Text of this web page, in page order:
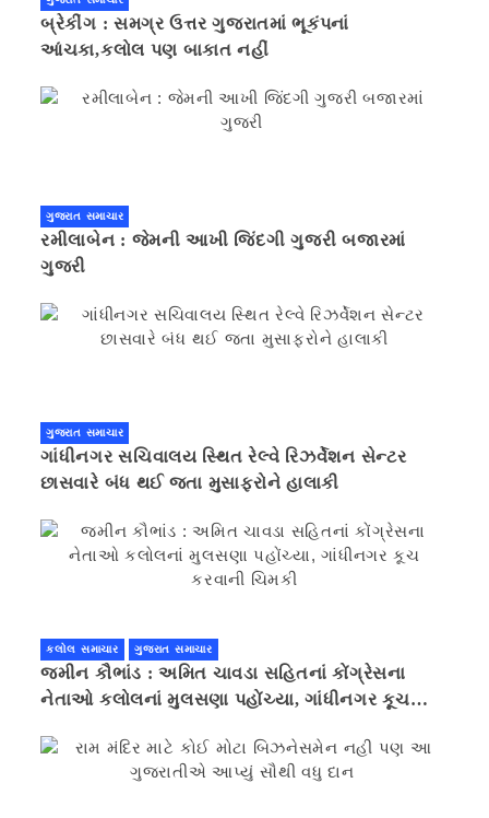
બ્રેકીંગ : સમગ્ર ઉત્તર ગુજરાતમાં ભૂકંપનાં
આંચકા,કલોલ પણ બાકાત નહીં
ગુજરાત સમાચાર
રમીલાબેન : જેમની આખી જિંદગી ગુજરી બજારમાં
ગુજરી
ગુજરાત સમાચાર
ગાંધીનગર સચિવાલય સ્થિત રેલ્વે રિઝર્વેશન સેન્ટર
છાસવારે બંધ થઈ જતા મુસાફરોને હાલાકી
કલોલ સમાચાર ગુજરાત સમાચાર
જમીન કૌભાંડ : અમિત ચાવડા સહિતનાં કોંગ્રેસના
નેતાઓ કલોલનાં મુલસણા પહોંચ્યા, ગાંધીનગર કૂચ